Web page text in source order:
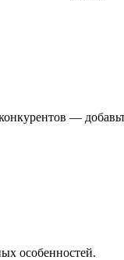
—
особенностей.